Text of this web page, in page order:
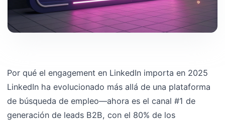
Por qué el engagement en LinkedIn importa en 2025
LinkedIn ha evolucionado más allá de una plataforma
de búsqueda de empleo—ahora es el canal #1 de
generación de leads B2B, con el 80% de los